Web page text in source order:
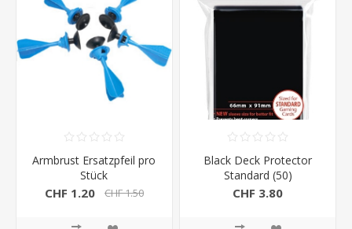
Armbrust Ersatzpfeil pro
Stück
CHF 1.20 CHF 1.50
Black Deck Protector
Standard (50)
CHF 3.80